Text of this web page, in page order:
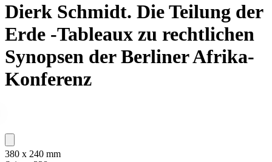
Dierk Schmidt. Die Teilung der
Erde -Tableaux zu rechtlichen
Synopsen der Berliner Afrika-
Konferenz
380 x 240 mm